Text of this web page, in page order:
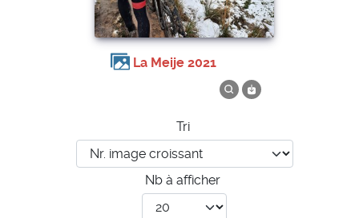
La Meije 2021
Tri
Nb à afficher